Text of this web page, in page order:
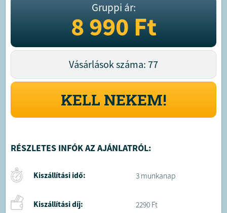
Gruppi ár:
8 990Ft
Vásárlások száma: 77
KELL NEKEM!
RÉSZLETES INFÓK AZ AJÁNLATRÓL:
Kiszállítási idő: 3 munkanap
Kiszállítási díj: 2290 Ft